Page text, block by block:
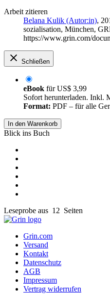
Arbeit zitieren
Belana Kulik (Autor:in),
sozialisation, München,
https://www.grin.com/
Schließen
eBook fürUS$ 3,99
Sofort herunterladen. Inkl.
Format: PDF – für alle
In den Warenkorb
Blick ins Buch
Leseprobe aus 12 Seiten
Grin.com
Versand
Kontakt
Datenschutz
AGB
Impressum
Vertrag widerrufen